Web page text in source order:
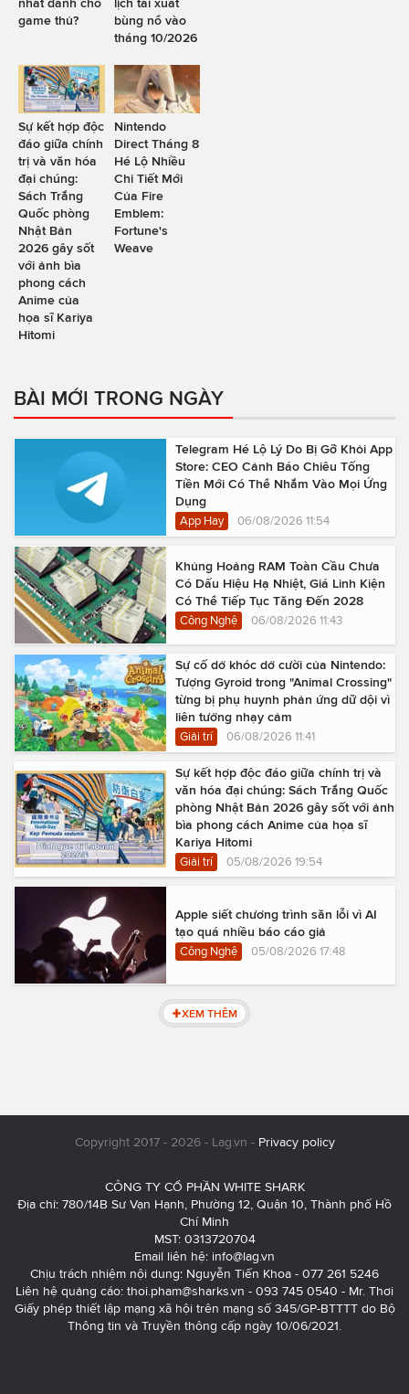
game thủ?
bùng nổ vào
tháng 10/2026
Sự kết hợp độc
đáo giữa chính
trị và văn hóa
đại chúng:
Sách Trắng
Quốc phòng
Nhật Bản
2026 gây sốt
với ảnh bìa
phong cách
Anime của
họa sĩ Kariya
Hitomi
Nintendo
Direct Tháng 8
Hé Lộ Nhiều
Chi Tiết Mới
Của Fire
Emblem:
Fortune's
Weave
BÀI MỚI TRONG NGÀY
Telegram Hé Lộ Lý Do Bị Gỡ Khỏi App
Store: CEO Cảnh Báo Chiêu Tống
Tiền Mới Có Thể Nhắm Vào Mọi Ứng
Dụng
App Hay 06/08/2026 11:54
Khủng Hoảng RAM Toàn Cầu Chưa
Có Dấu Hiệu Hạ Nhiệt, Giá Linh Kiện
Có Thể Tiếp Tục Tăng Đến 2028
Công Nghệ 06/08/2026 11:43
Sự cố dở khóc dở cười của Nintendo:
Tượng Gyroid trong "Animal Crossing"
từng bị phụ huynh phản ứng dữ dội vì
liên tưởng nhạy cảm
Giải trí 06/08/2026 11:41
Sự kết hợp độc đáo giữa chính trị và
văn hóa đại chúng: Sách Trắng Quốc
phòng Nhật Bản 2026 gây sốt với ảnh
bìa phong cách Anime của họa sĩ
Kariya Hitomi
Giải trí 05/08/2026 19:54
Apple siết chương trình săn lỗi vì AI
tạo quá nhiều báo cáo giả
Công Nghệ 05/08/2026 17:48
XEM THÊM
Copyright 2017 - 2026 - Lag.vn - Privacy policy
CÔNG TY CỔ PHẦN WHITE SHARK
Địa chỉ: 780/14B Sư Vạn Hạnh, Phường 12, Quận 10, Thành phố Hồ
Chí Minh
MST: 0313720704
Email liên hệ: info@lag.vn
Chịu trách nhiệm nội dung: Nguyễn Tiến Khoa - 077 261 5246
Liên hệ quảng cáo: thoi.pham@sharks.vn - 093 745 0540 - Mr. Thơi
Giấy phép thiết lập mạng xã hội trên mạng số 345/GP-BTTTT do Bộ
Thông tin và Truyền thông cấp ngày 10/06/2021.